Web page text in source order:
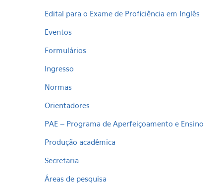
Edital para o Exame de Proficiência em Inglês
Eventos
Formulários
Ingresso
Normas
Orientadores
PAE – Programa de Aperfeiçoamento e Ensino
Produção acadêmica
Secretaria
Áreas de pesquisa